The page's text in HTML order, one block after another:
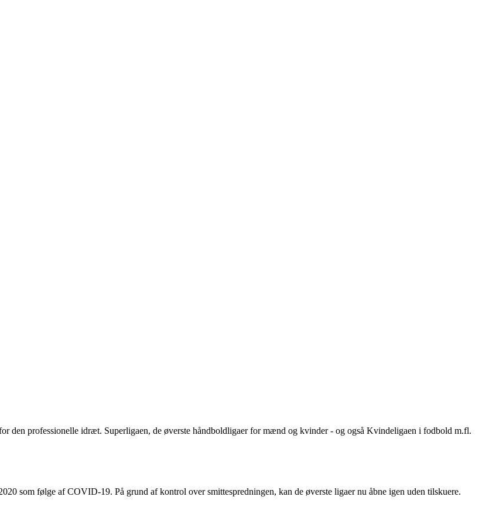
den professionelle idræt. Superligaen, de øverste håndboldligaer for mænd og kvinder - og også Kvindeligaen i fodbold m.fl.
som følge af COVID-19. På grund af kontrol over smittespredningen, kan de øverste ligaer nu åbne igen uden tilskuere.